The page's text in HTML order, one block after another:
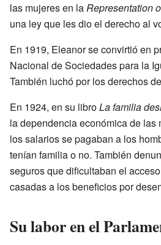
las mujeres en laRepresentation
una ley que les dio el derecho al
En 1919, Eleanor se convirtió en
Nacional de Sociedades para la
También luchó por los derechos
En 1924, en su libroLa familia
la dependencia económica de las
los salarios se pagaban a los
tenían familia o no. También
seguros que dificultaban el
casadas a los beneficios por
Su labor en el